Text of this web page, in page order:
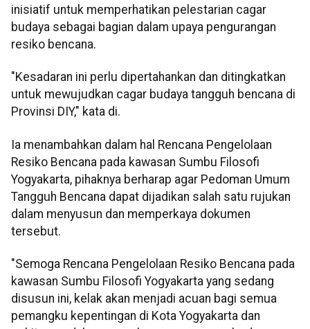
inisiatif untuk memperhatikan pelestarian cagar
budaya sebagai bagian dalam upaya pengurangan
resiko bencana.
"Kesadaran ini perlu dipertahankan dan ditingkatkan
untuk mewujudkan cagar budaya tangguh bencana di
Provinsi DIY," kata di.
Ia menambahkan dalam hal Rencana Pengelolaan
Resiko Bencana pada kawasan Sumbu Filosofi
Yogyakarta, pihaknya berharap agar Pedoman Umum
Tangguh Bencana dapat dijadikan salah satu rujukan
dalam menyusun dan memperkaya dokumen
tersebut.
"Semoga Rencana Pengelolaan Resiko Bencana pada
kawasan Sumbu Filosofi Yogyakarta yang sedang
disusun ini, kelak akan menjadi acuan bagi semua
pemangku kepentingan di Kota Yogyakarta dan